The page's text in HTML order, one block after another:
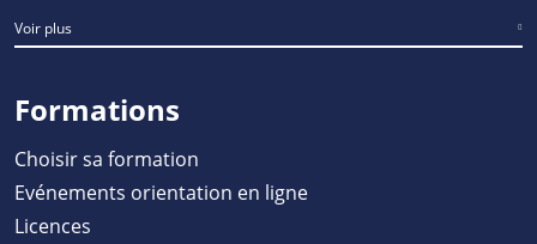
Voir plus
Formations
Choisir sa formation
Evénements orientation en ligne
Licences